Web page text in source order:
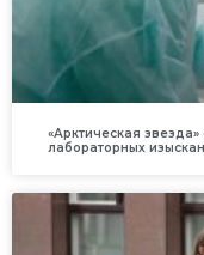
«Арктическая
лабораторных